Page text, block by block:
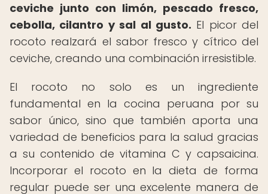
ceviche junto con limón, pescado fresco,
cebolla, cilantro y sal al gusto. El picor del
rocoto realzará el sabor fresco y cítrico del
ceviche, creando una combinación irresistible.
El rocoto no solo es un ingrediente
fundamental en la cocina peruana por su
sabor único, sino que también aporta una
variedad de beneficios para la salud gracias
a su contenido de vitamina C y capsaicina.
Incorporar el rocoto en la dieta de forma
regular puede ser una excelente manera de